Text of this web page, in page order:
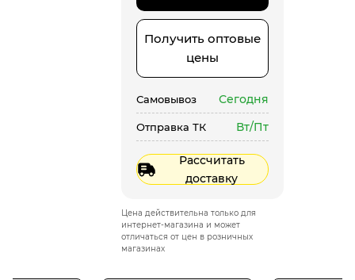
Получить оптовые
цены
Самовывоз Сегодня
Отправка ТК Вт/Пт
Рассчитать
доставку
Цена действительна только для
интернет-магазина и может
отличаться от цен в розничных
магазинах